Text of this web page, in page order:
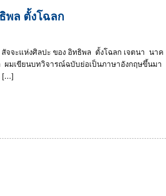
พล ตั้งโฉลก
จจะแห่งศิลปะ ของ อิทธิพล ตั้งโฉลก เจตนา นาค
ผมเขียนบทวิจารณ์ฉบับย่อเป็นภาษาอังกฤษขึ้นมา
[…]